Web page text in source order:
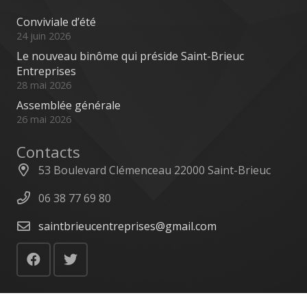
Conviviale d’été
24 juin 2026
Le nouveau binôme qui préside Saint-Brieuc
Entreprises
28 mai 2026
Assemblée générale
26 mai 2026
Contacts
53 Boulevard Clémenceau 22000 Saint-Brieuc
06 38 77 69 80
saintbrieucentreprises@gmail.com